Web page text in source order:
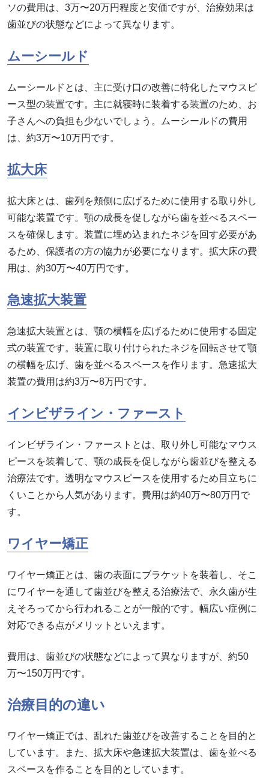
ソの費用は、3万〜20万円程度と安価ですが、治療効果は
歯並びの状態などによって異なります。
ムーシールド
ムーシールドとは、主に受け口の改善に特化したマウスピ
ース型の装置です。主に就寝時に装着する装置のため、お
子さんへの負担も少ないでしょう。ムーシールドの費用
は、約3万〜10万円です。
拡大床
拡大床とは、歯列を頬側に広げるために使用する取り外し
可能な装置です。顎の成長を促しながら歯を並べるスペー
スを確保します。装置に埋め込まれたネジを回す必要があ
るため、保護者の方の協力が必要になります。拡大床の費
用は、約30万〜40万円です。
急速拡大装置
急速拡大装置とは、顎の横幅を広げるために使用する固定
式の装置です。装置に取り付けられたネジを回転させて顎
の横幅を広げ、歯を並べるスペースを作ります。急速拡大
装置の費用は約3万〜8万円です。
インビザライン・ファースト
インビザライン・ファーストとは、取り外し可能なマウス
ピースを装着して、顎の成長を促しながら歯並びを整える
治療法です。透明なマウスピースを使用するため目立ちに
くいことから人気があります。費用は約40万〜80万円で
す。
ワイヤー矯正
ワイヤー矯正とは、歯の表面にブラケットを装着し、そこ
にワイヤーを通して歯並びを整える治療法で、永久歯が生
えそろってから行われることが一般的です。幅広い症例に
対応できる点がメリットといえます。
費用は、歯並びの状態などによって異なりますが、約50
万〜150万円です。
治療目的の違い
ワイヤー矯正では、乱れた歯並びを改善することを目的と
しています。また、拡大床や急速拡大装置は、歯を並べる
スペースを作ることを目的としています。